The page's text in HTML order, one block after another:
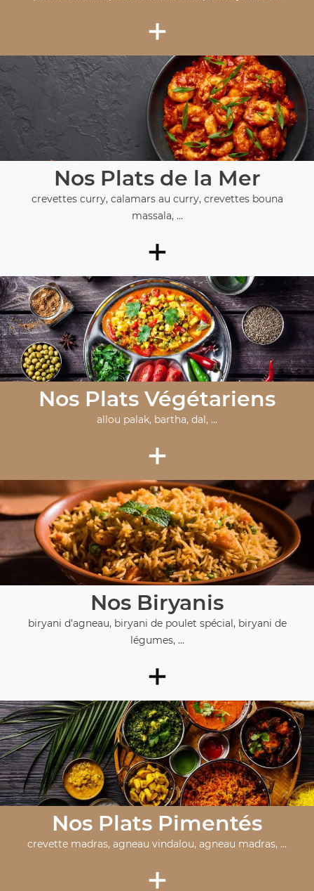
+
Nos Plats de la Mer
crevettes curry, calamars au curry, crevettes bouna
massala, ...
+
Nos Plats Végétariens
allou palak, bartha, dal, ...
+
Nos Biryanis
biryani d'agneau, biryani de poulet spécial, biryani de
légumes, ...
+
Nos Plats Pimentés
crevette madras, agneau vindalou, agneau madras, ...
+